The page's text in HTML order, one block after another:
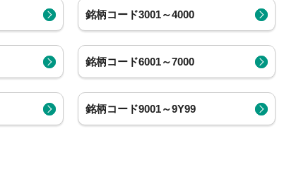
銘柄コード3001～4000
銘柄コード6001～7000
銘柄コード9001～9Y99